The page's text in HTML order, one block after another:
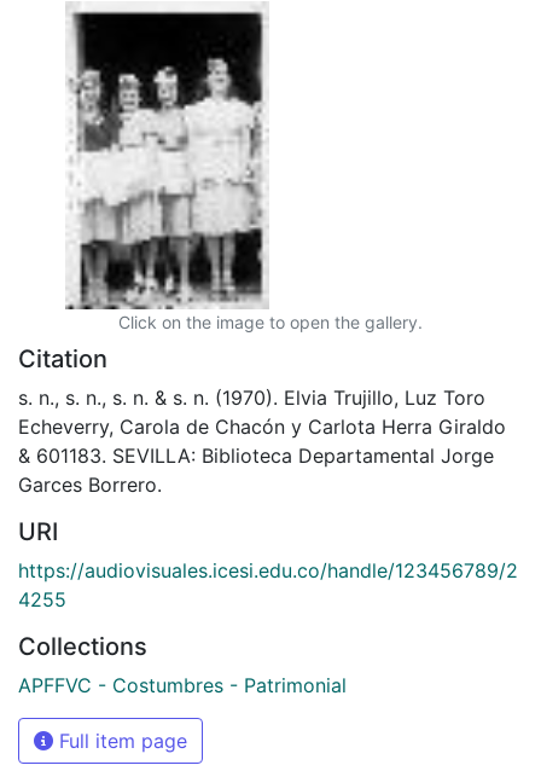
Click on the image to open the gallery.
Citation
s. n., s. n., s. n. & s. n. (1970). Elvia Trujillo, Luz Toro
Echeverry, Carola de Chacón y Carlota Herra Giraldo
& 601183. SEVILLA: Biblioteca Departamental Jorge
Garces Borrero.
URI
https://audiovisuales.icesi.edu.co/handle/123456789/2
4255
Collections
APFFVC - Costumbres - Patrimonial
Full item page